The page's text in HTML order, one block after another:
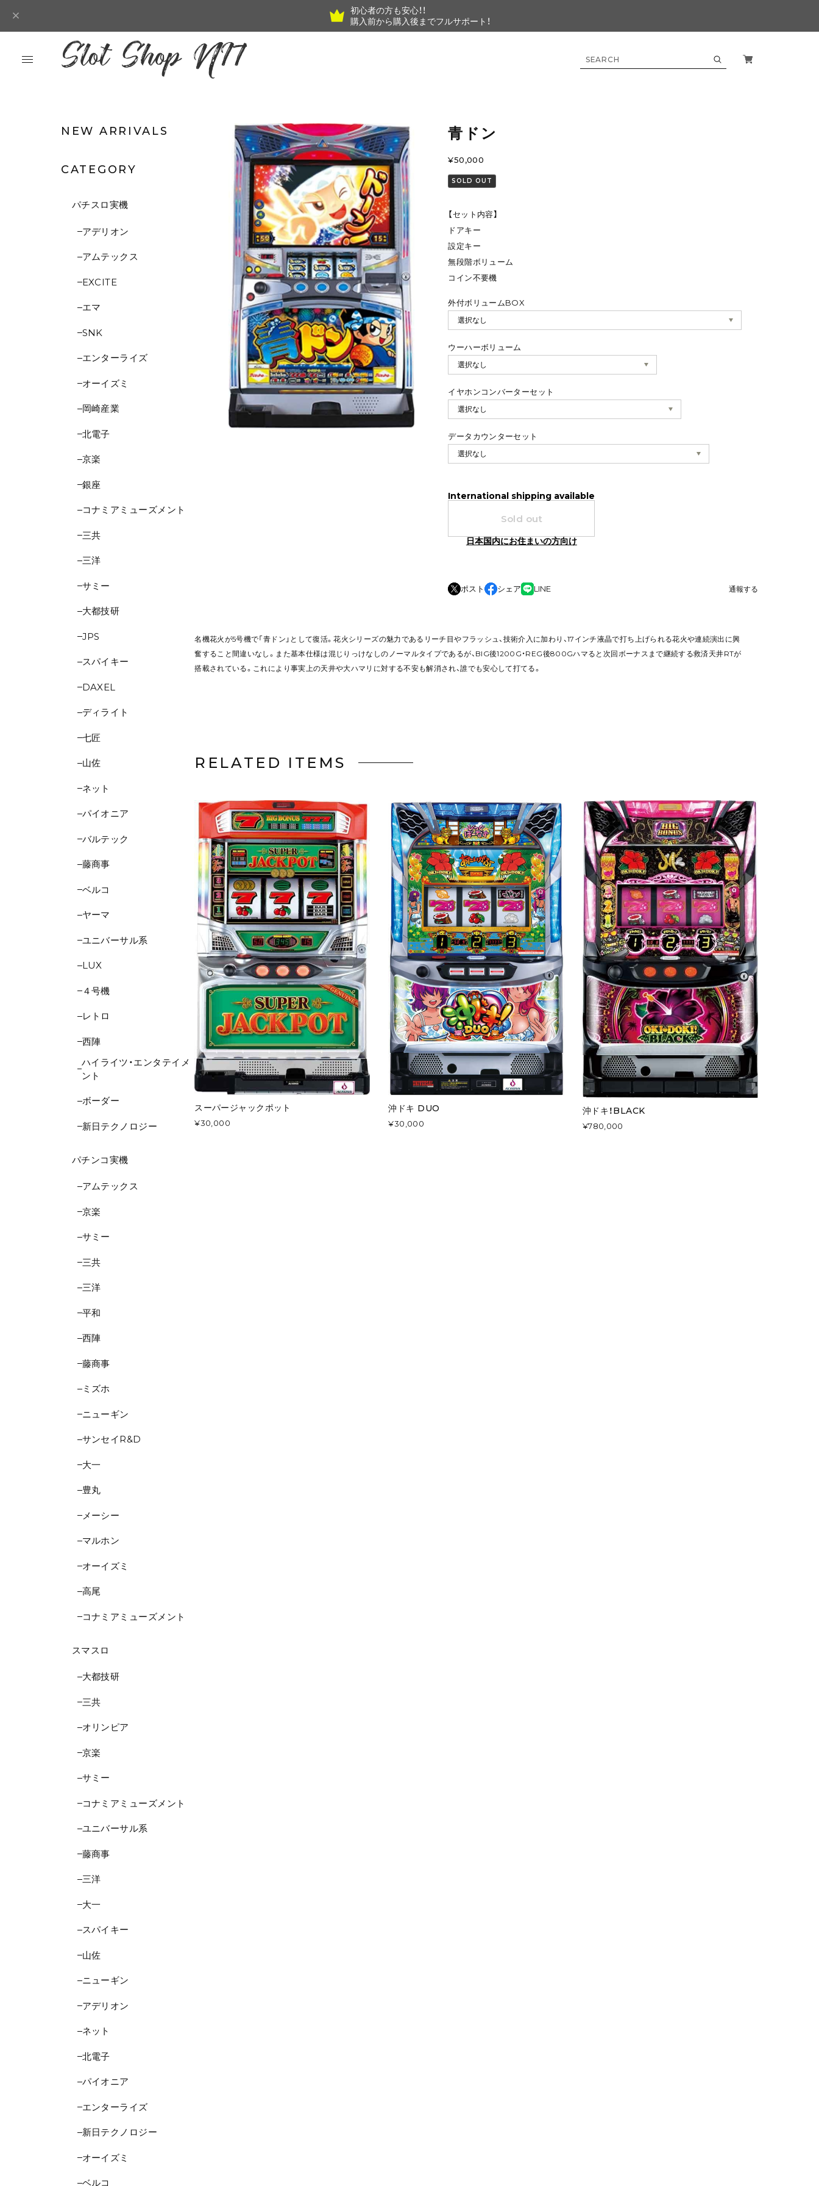
初心者の方も安心！！
購入前から購入後までフルサポート！
NEW ARRIVALS
CATEGORY
パチスロ実機
アデリオン
アムテックス
EXCITE
エマ
SNK
エンターライズ
オーイズミ
岡崎産業
北電子
京楽
銀座
コナミアミューズメント
三共
三洋
サミー
大都技研
JPS
スパイキー
DAXEL
ディライト
七匠
山佐
ネット
パイオニア
バルテック
藤商事
ベルコ
ヤーマ
ユニバーサル系
LUX
４号機
レトロ
西陣
ハイライツ・エンタテイメ
ント
ボーダー
新日テクノロジー
パチンコ実機
アムテックス
京楽
サミー
三共
三洋
平和
西陣
藤商事
ミズホ
ニューギン
サンセイR&D
大一
豊丸
メーシー
マルホン
オーイズミ
高尾
コナミアミューズメント
スマスロ
大都技研
三共
オリンピア
京楽
サミー
コナミアミューズメント
ユニバーサル系
藤商事
三洋
大一
スパイキー
山佐
ニューギン
アデリオン
ネット
北電子
パイオニア
エンターライズ
新日テクノロジー
オーイズミ
ベルコ
青ドン
¥50,000
SOLD OUT
【セット内容】
ドアキー
設定キー
無段階ボリューム
コイン不要機
外付ボリュームBOX
ウーハーボリューム
イヤホンコンバーターセット
データカウンターセット
International shipping available
Sold out
日本国内にお住まいの方向け
ポスト シェア LINE 通報する
名機花火が5号機で「青ドン」として復活。花火シリーズの魅力であるリーチ目やフラッシュ、技術介入に加わり、17インチ液晶で打ち上げられる花火や連続演出に興
奮すること間違いなし。また基本仕様は混じりっけなしのノーマルタイプであるが、BIG後1200G・REG後800Gハマると次回ボーナスまで継続する救済天井RTが
搭載されている。これにより事実上の天井や大ハマリに対する不安も解消され、誰でも安心して打てる。
RELATED ITEMS
スーパージャックポット
¥30,000
沖ドキ DUO
¥30,000
沖ドキ！BLACK
¥780,000